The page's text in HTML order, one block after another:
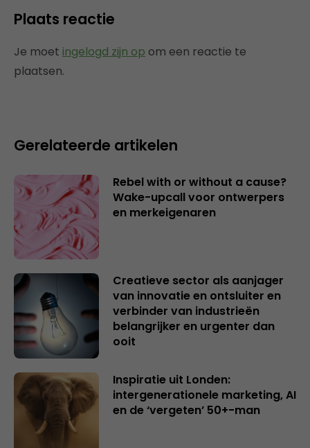
Plaats reactie
Je moet ingelogd zijn op om een reactie te
plaatsen.
Gerelateerde artikelen
Rebel with or without a cause?
Wake-upcall voor ontwerpers
en merkeigenaren
Creatieve sector als aanjager
van innovatie en ontsluiter en
verbinder van industrieën
belangrijker en urgenter dan
ooit
Inspiratie uit Londen:
intergenerationele marketing, AI
en de ‘vergeten’ 50+-man